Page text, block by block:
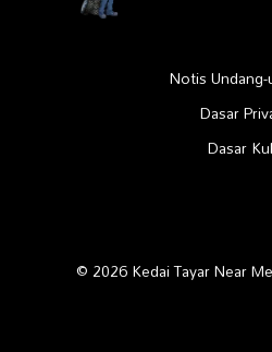
Notis
Dasar
Dasar
© 2026 Kedai Tayar Near